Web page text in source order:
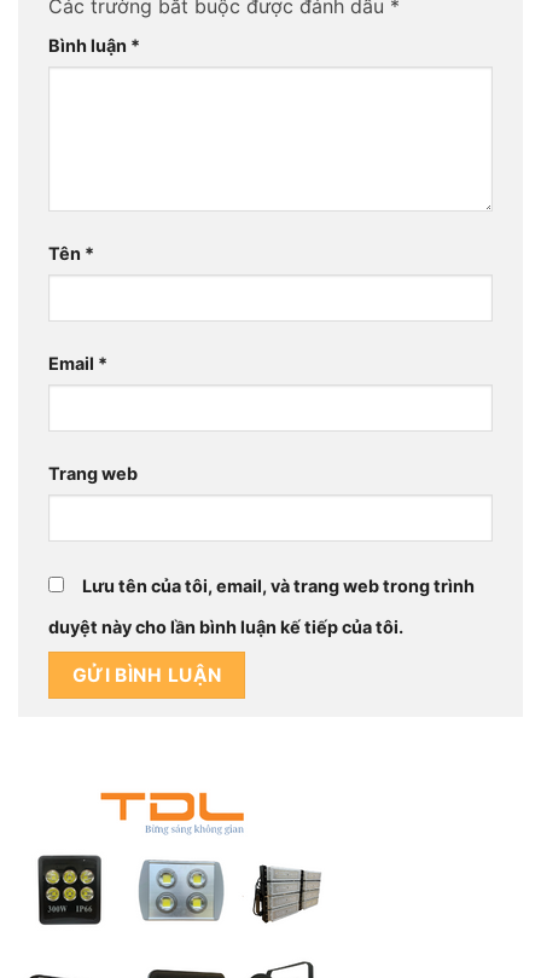
Các trường bắt buộc được đánh dấu *
Bình luận *
Tên *
Email *
Trang web
Lưu tên của tôi, email, và trang web trong trình
duyệt này cho lần bình luận kế tiếp của tôi.